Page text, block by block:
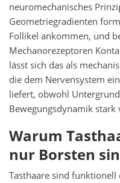
neuromechanisches
Geometriegradienten
Follikel ankommen, und
Mechanorezeptoren
lässt sich das als
die dem Nervensystem
liefert, obwohl
Bewegungsdynamik stark
Warum
nur Borsten
Tasthaare sind